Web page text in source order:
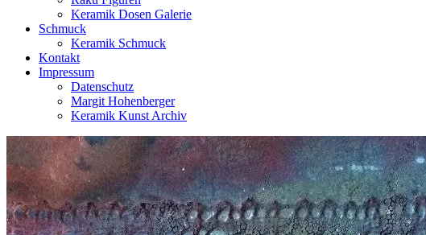
Keramik Dosen Galerie
Schmuck
Keramik Schmuck
Kontakt
Impressum
Datenschutz
Margit Hohenberger
Keramik Kunst Archiv